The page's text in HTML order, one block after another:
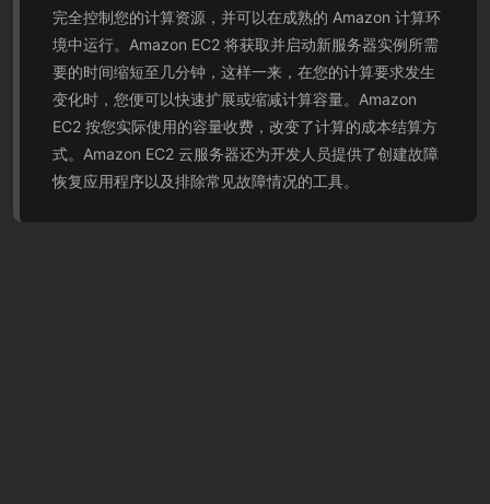
完全控制您的计算资源，并可以在成熟的 Amazon 计算环
境中运行。Amazon EC2 将获取并启动新服务器实例所需
要的时间缩短至几分钟，这样一来，在您的计算要求发生
变化时，您便可以快速扩展或缩减计算容量。Amazon
EC2 按您实际使用的容量收费，改变了计算的成本结算方
式。Amazon EC2 云服务器还为开发人员提供了创建故障
恢复应用程序以及排除常见故障情况的工具。